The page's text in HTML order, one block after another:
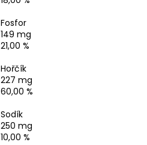
Fosfor
149 mg
21,00 %
Hořčík
227 mg
60,00 %
Sodík
250 mg
10,00 %